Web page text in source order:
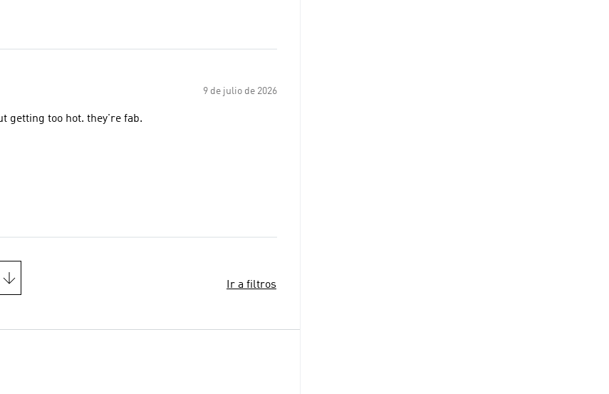
9 de julio de 2026
fleecy shorts like joggers. great for lounging with no worries about getting too hot. they're fab.
Ir a filtros